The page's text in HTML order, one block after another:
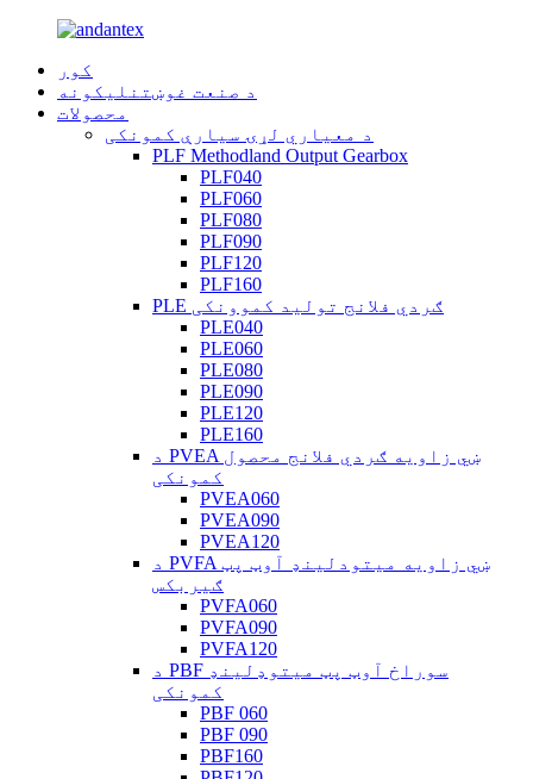
کور
د صنعت غوښتنلیکونه
محصولات
د معیاري لړۍ سیارې کمونکی
PLF Methodland Output Gearbox
PLF040
PLF060
PLF080
PLF090
PLF120
PLF160
PLE ګردي فلانج تولید کموونکی
PLE040
PLE060
PLE080
PLE090
PLE120
PLE160
د PVEA ښي زاویه ګردي فلانج محصول
کمونکی
PVEA060
PVEA090
PVEA120
د PVFA ښي زاویه میتودلینډ آوټ پټ
ګیربکس
PVFA060
PVFA090
PVFA120
د PBF سوراخ آوټ پټ میتوډلینډ
کمونکی
PBF 060
PBF 090
PBF160